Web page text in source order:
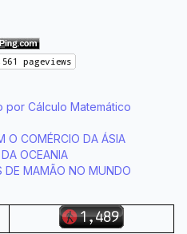
por Cálculo Matemático
O COMÉRCIO DA ÁSIA
OCEANIA
DE MAMÃO NO MUNDO